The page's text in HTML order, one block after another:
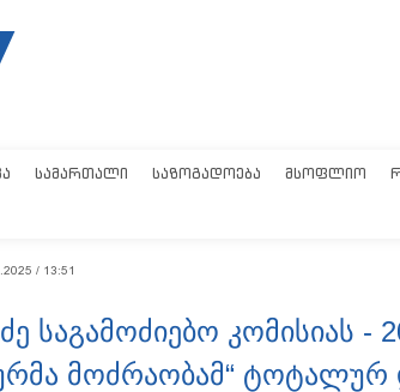
ᲡᲐᲛᲐᲠᲗᲐᲚᲘ ᲡᲐᲖᲝᲒᲐᲓᲝᲔᲑᲐ ᲛᲡᲝᲤᲚᲘᲝ
/ 13:51
საგამოძიებო კომისიას -
მოძრაობამ“ ტოტალურ